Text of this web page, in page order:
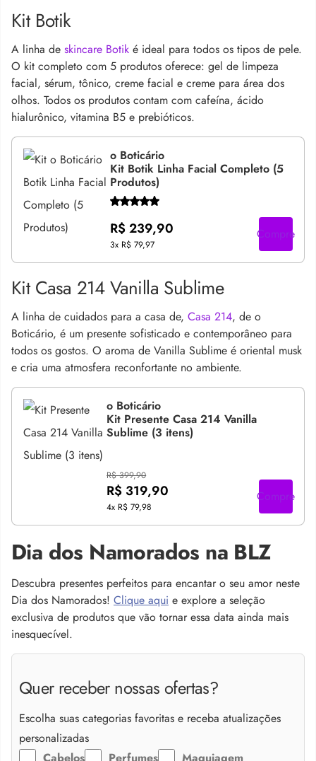
Kit Botik
A linha de skincare Botik é ideal para todos os tipos de pele.
O kit completo com 5 produtos oferece: gel de limpeza
facial, sérum, tônico, creme facial e creme para área dos
olhos. Todos os produtos contam com cafeína, ácido
hialurônico, vitamina B5 e prebióticos.
o Boticário
Kit Botik Linha Facial Completo (5
Produtos)
R$ 239,90
3x R$ 79,97
Compre
Kit Casa 214 Vanilla Sublime
A linha de cuidados para a casa de, Casa 214, de o
Boticário, é um presente sofisticado e contemporâneo para
todos os gostos. O aroma de Vanilla Sublime é oriental musk
e cria uma atmosfera reconfortante no ambiente.
o Boticário
Kit Presente Casa 214 Vanilla
Sublime (3 itens)
R$ 399,90
R$ 319,90
4x R$ 79,98
Compre
Dia dos Namorados na BLZ
Descubra presentes perfeitos para encantar o seu amor neste
Dia dos Namorados! Clique aqui e explore a seleção
exclusiva de produtos que vão tornar essa data ainda mais
inesquecível.
Quer receber nossas ofertas?
Escolha suas categorias favoritas e receba atualizações
personalizadas